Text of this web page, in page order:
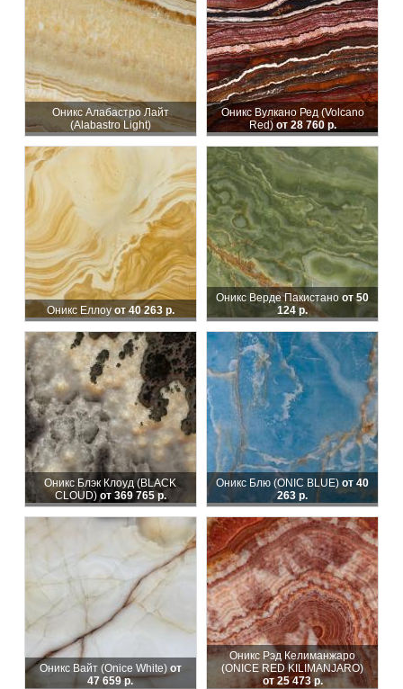
Оникс Алабастро Лайт
(Alabastro Light)
Оникс Вулкано Ред (Volcano
Red) от 28 760 р.
Оникс Еллоу от 40 263 р.
Оникс Верде Пакистаноот 50
124 р.
Оникс Блэк Клоуд (BLACK
CLOUD) от 369 765 р.
Оникс Блю (ONIC BLUE) от 40
263 р.
Оникс Вайт (Onice White) от
47 659 р.
Оникс Рэд Келиманжаро
(ONICE RED KILIMANJARO)
от 25 473 р.